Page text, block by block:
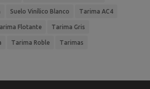
Suelo Vinílico Blanco Tarima AC4
Flotante Tarima Gris
Tarima Roble Tarimas